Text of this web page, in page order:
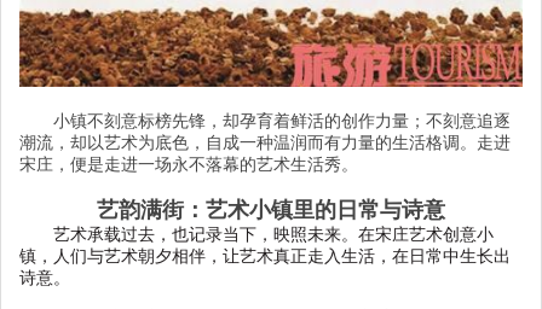
小镇不刻意标榜先锋，却孕育着鲜活的创作力量；不刻意追逐
潮流，却以艺术为底色，自成一种温润而有力量的生活格调。走进
宋庄，便是走进一场永不落幕的艺术生活秀。
艺韵满街：艺术小镇里的日常与诗意
艺术承载过去，也记录当下，映照未来。在宋庄艺术创意小
镇，人们与艺术朝夕相伴，让艺术真正走入生活，在日常中生长出
诗意。